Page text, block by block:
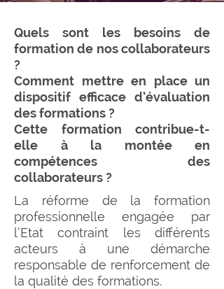
Quels sont les besoins de
formation de nos collaborateurs
?
Comment mettre en place un
dispositif efficace d’évaluation
des formations ?
Cette formation contribue-t-
elle à la montée en
compétences des
collaborateurs ?
La réforme de la formation
professionnelle engagée par
l’Etat contraint les différents
acteurs à une démarche
responsable de renforcement de
la qualité des formations.